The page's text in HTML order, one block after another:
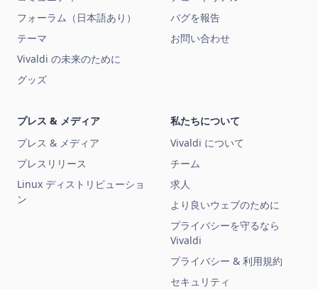
フォーラム（日本語あり）
テーマ
Vivaldi の未来のために
グッズ
バグを報告
お問い合わせ
プレス & メディア
プレス & メディア
プレスリリース
Linux ディストリビューショ
ン
私たちについて
Vivaldi について
チーム
求人
より良いウェブのために
プライバシーを守るなら
Vivaldi
プライバシー & 利用規約
セキュリティ